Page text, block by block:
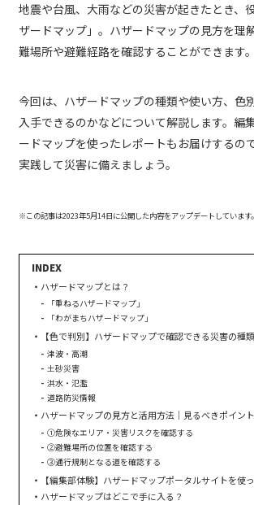
地震や台風、大雨などの災害が起きたとき、
ザードマップ」。ハザードマップの見方を理
難場所や避難経路を確認することができます。
今回は、ハザードマップの種類や使い方、色
入手できるのかなどについて解説します。編
ードマップを使ったレポートもお届けするの
実践して災害に備えましょう。
※この記事は2023年5月14日に公開した内容をアップデートしています。
ハザードマップとは？
「重ねるハザードマップ」
「わがまちハザードマップ」
【色で判別】ハザードマップで確認できる災害の種類
津波・高潮
土砂災害
洪水・氾濫
道路防災情報
ハザードマップの見方と活用方法｜見るべきポイン
①危険なエリア・災害リスクを確認する
②避難場所の位置を確認する
③通行規制となる道を確認する
【編集部体験】ハザードマップポータルサイトを使
ハザードマップはどこで手に入る？